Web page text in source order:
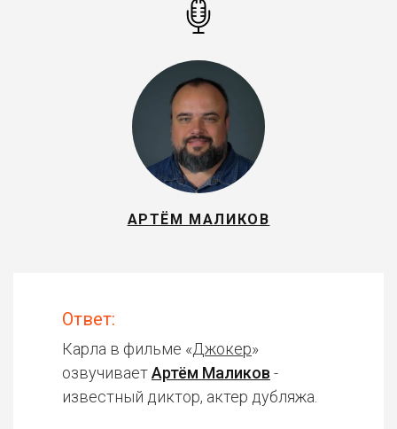
АРТЁМ МАЛИКОВ
Ответ:
Карла в фильме «Джокер»
озвучиваетАртём Маликов -
известный диктор, актер дубляжа.